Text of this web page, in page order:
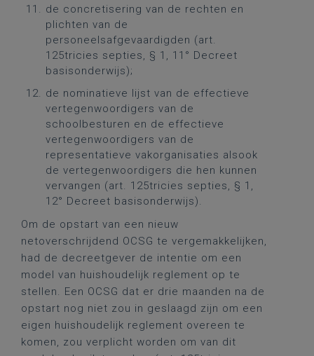
de concretisering van de rechten en
plichten van de
personeelsafgevaardigden (art.
125tricies septies, § 1, 11° Decreet
basisonderwijs);
de nominatieve lijst van de effectieve
vertegenwoordigers van de
schoolbesturen en de effectieve
vertegenwoordigers van de
representatieve vakorganisaties alsook
de vertegenwoordigers die hen kunnen
vervangen (art. 125tricies septies, § 1,
12° Decreet basisonderwijs).
Om de opstart van een nieuw
netoverschrijdend OCSG te vergemakkelijken,
had de decreetgever de intentie om een
model van huishoudelijk reglement op te
stellen. Een OCSG dat er drie maanden na de
opstart nog niet zou in geslaagd zijn om een
eigen huishoudelijk reglement overeen te
komen, zou verplicht worden om van dit